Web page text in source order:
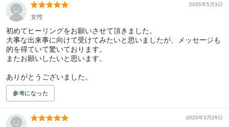
2025年5月3日
女性
初めてヒーリングをお願いさせて頂きました。
大事な出来事に向けて受けてみたいと思いましたが、メッセージも
的を得ていて驚いております。
またお願いしたいと思います。
ありがとうございました。
参考になった
2025年3月29日